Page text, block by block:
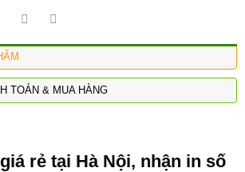
TOÁN & MUA HÀNG
rẻ tại Hà Nội, nhận in số